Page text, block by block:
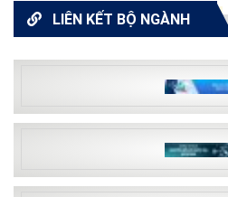
LIÊN KẾT BỘ NGÀNH